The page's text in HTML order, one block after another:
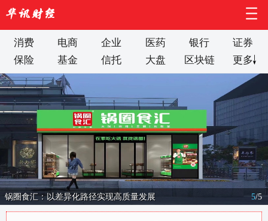
消费 电商 企业 医药 银行
证券
保险
基金 信托 大盘 区块链 更多
锅圈食汇：以差异化路径实现高质量发展 5/5